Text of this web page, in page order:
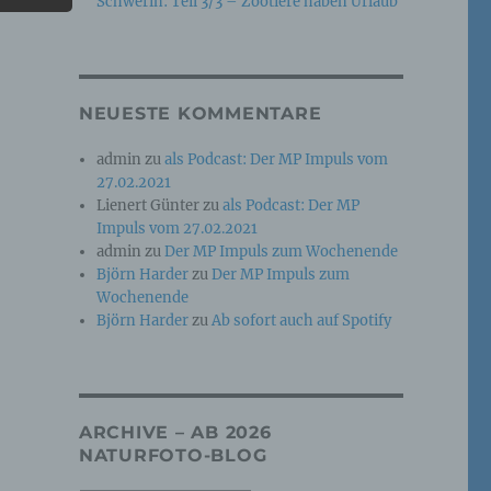
NEUESTE KOMMENTARE
admin zuals Podcast: Der MP Impuls vom
27.02.2021
Lienert Günterzuals Podcast: Der MP
Impuls vom 27.02.2021
admin zuDer MP Impuls zum Wochenende
Björn HarderzuDer MP Impuls zum
Wochenende
Björn HarderzuAb sofort auch auf Spotify
ARCHIVE – AB 2026
NATURFOTO-BLOG